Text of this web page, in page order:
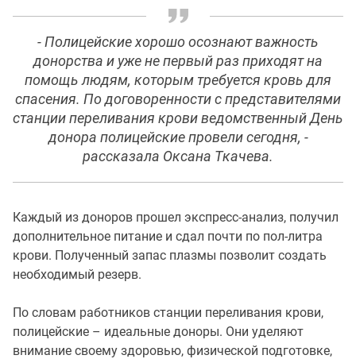
- Полицейские хорошо осознают важность
донорства и уже не первый раз приходят на
помощь людям, которым требуется кровь для
спасения. По договоренности с представителями
станции переливания крови ведомственный День
донора полицейские провели сегодня, -
рассказала Оксана Ткачева.
Каждый из доноров прошел экспресс-анализ, получил
дополнительное питание и сдал почти по пол-литра
крови. Полученный запас плазмы позволит создать
необходимый резерв.
По словам работников станции переливания крови,
полицейские – идеальные доноры. Они уделяют
внимание своему здоровью, физической подготовке,